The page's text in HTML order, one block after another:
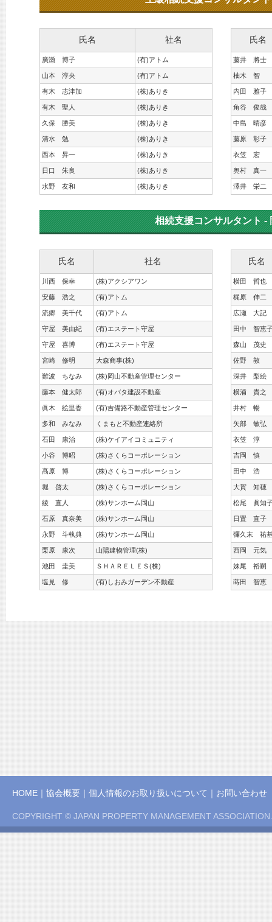
氏名 社名
廣瀬 博子 (有)アトム
山本 淳央 (有)アトム
有木 志津加 (株)ありき
有木 聖人 (株)ありき
久保 勝美 (株)ありき
清水 勉 (株)ありき
西本 昇一 (株)ありき
日口 朱良 (株)ありき
水野 友和 (株)ありき
氏名
藤井 將士
柚木 智
内田 雅子
角谷 俊哉
中島 晴彦
藤原 彰子
衣笠 宏
奥村 真一
澤井 栄二
相続支援コンサルタント -
氏名 社名
川西 保幸 (株)アクシアワン
安藤 浩之 (有)アトム
流郷 美千代 (有)アトム
守屋 美由紀 (有)エステート守屋
守屋 喜博 (有)エステート守屋
宮崎 修明 大森商事(株)
難波 ちなみ (株)岡山不動産管理センター
藤本 健太郎 (有)オバタ建設不動産
眞木 絵里香 (有)吉備路不動産管理センター
多和 みなみ くまもと不動産連絡所
石田 康治 (株)ケイアイコミュニティ
小谷 博昭 (株)さくらコーポレーション
髙原 博 (株)さくらコーポレーション
堀 啓太 (株)さくらコーポレーション
綾 直人 (株)サンホーム岡山
石原 真奈美 (株)サンホーム岡山
永野 斗執典 (株)サンホーム岡山
栗原 康次 山陽建物管理(株)
池田 圭美 ＳＨＡＲＥＬＥＳ(株)
塩見 修 (有)しおみガーデン不動産
氏名
横田 哲也
梶原 伸二
広瀬 大記
田中 智恵
森山 茂史
佐野 敦
深井 梨絵
横浦 貴之
井村 暢
矢部 敏弘
衣笠 淳
吉岡 慎
田中 浩
大賀 知穂
松尾 眞知
日置 直子
彌久末 祐
西岡 元気
妹尾 裕嗣
蒔田 智恵
HOME ｜ 協会概要 ｜ 個人情報のお取り扱いについて ｜ お問い合わせ
COPYRIGHT © JAPAN PROPERTY MANAGEMENT